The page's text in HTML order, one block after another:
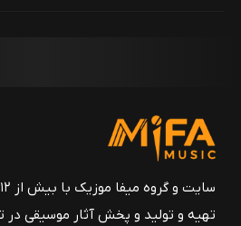
تهیه و تولید و پخش آثار موسیقی در